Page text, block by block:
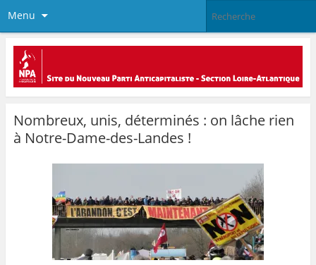
Menu
Nombreux, unis, déterminés : on lâche rien
à Notre-Dame-des-Landes !